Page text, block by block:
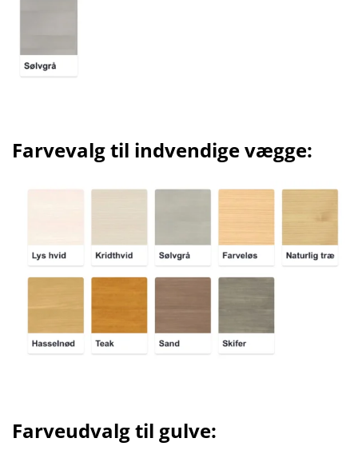
Farvevalg til indvendige vægge:
Farveudvalg til gulve: